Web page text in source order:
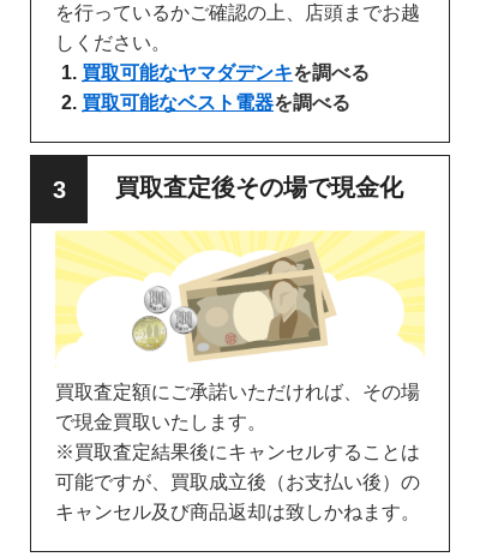
を行っているかご確認の上、店頭までお越
しください。
買取可能なヤマダデンキを調べる
買取可能なベスト電器を調べる
買取査定後その場で現金化
買取査定額にご承諾いただければ、その場
で現金買取いたします。
※買取査定結果後にキャンセルすることは
可能ですが、買取成立後（お支払い後）の
キャンセル及び商品返却は致しかねます。